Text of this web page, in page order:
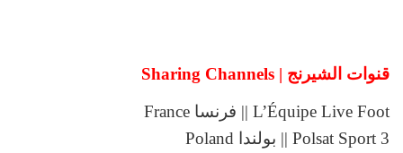
قنوات الشيرنج | Sharing Channels
L’Équipe Live Foot || فرنسا France
Polsat Sport 3 || بولندا Poland